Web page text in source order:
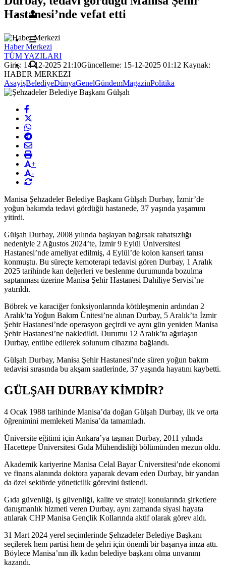
Hastanesi’nde vefat etti
Haber Merkezi
TÜM YAZILARI
Giriş: 14-12-2025 21:10Güncelleme: 15-12-2025 01:12 Kaynak:
HABER MERKEZI
AsayişBelediyeDünyaGenelGündemMagazinPolitika
+
-
Manisa Şehzadeler Belediye Başkanı Gülşah Durbay, İzmir’de
yoğun bakımda tedavi gördüğü hastanede, 37 yaşında yaşamını
yitirdi.
Gülşah Durbay, 2008 yılında başlayan bağırsak rahatsızlığı
nedeniyle 2 Ağustos 2024’te, İzmir 9 Eylül Üniversitesi
Hastanesi’nde ameliyat edilmiş, 4 Eylül’de kolon kanseri tanısı
konmuştu. Bu süreçte kemoterapi tedavisi gören Durbay, 1 Aralık
2025 tarihinde kan değerleri ve beslenme durumunda bozulma
saptanması üzerine Manisa Şehir Hastanesi Dahiliye Servisi’ne
yatırıldı.
Böbrek ve karaciğer fonksiyonlarında kötüleşmenin ardından 2
Aralık’ta Yoğun Bakım Ünitesi’ne alınan Durbay, 5 Aralık’ta İzmir
Şehir Hastanesi’nde operasyon geçirdi ve aynı gün yeniden Manisa
Şehir Hastanesi’ne nakledildi. Durumu 12 Aralık’ta ağırlaşan
Durbay, entübe edilerek solunum cihazına bağlandı.
Gülşah Durbay, Manisa Şehir Hastanesi’nde süren yoğun bakım
tedavisi sırasında bu akşam saatlerinde, 37 yaşında hayatını kaybetti.
GÜLŞAH DURBAY KİMDİR?
4 Ocak 1988 tarihinde Manisa’da doğan Gülşah Durbay, ilk ve orta
öğrenimini memleketi Manisa’da tamamladı.
Üniversite eğitimi için Ankara’ya taşınan Durbay, 2011 yılında
Hacettepe Üniversitesi Gıda Mühendisliği bölümünden mezun oldu.
Akademik kariyerine Manisa Celal Bayar Üniversitesi’nde ekonomi
ve finans alanında doktora yaparak devam eden Durbay, bir yandan
da özel sektörde yöneticilik görevini üstlendi.
Gıda güvenliği, iş güvenliği, kalite ve strateji konularında şirketlere
danışmanlık hizmeti veren Durbay, aynı zamanda siyasi hayata
atılarak CHP Manisa Gençlik Kollarında aktif olarak görev aldı.
31 Mart 2024 yerel seçimlerinde Şehzadeler Belediye Başkanı
seçilerek hem partisi hem de şehri için önemli bir başarıya imza attı.
Böylece Manisa’nın ilk kadın belediye başkanı olma unvanını
kazandı.